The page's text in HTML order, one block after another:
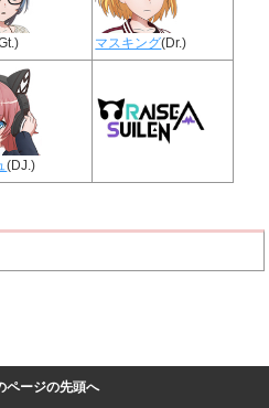
マスキング(Dr.)
(DJ.)
ページの先頭へ